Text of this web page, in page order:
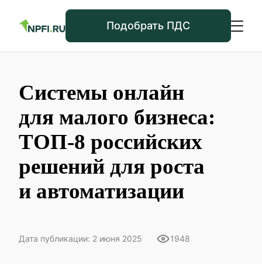
Подобрать ПДС
Системы онлайн
для малого бизнеса:
ТОП-8 российских
решений для роста
и автоматизации
Дата публикации: 2 июня 2025 1948